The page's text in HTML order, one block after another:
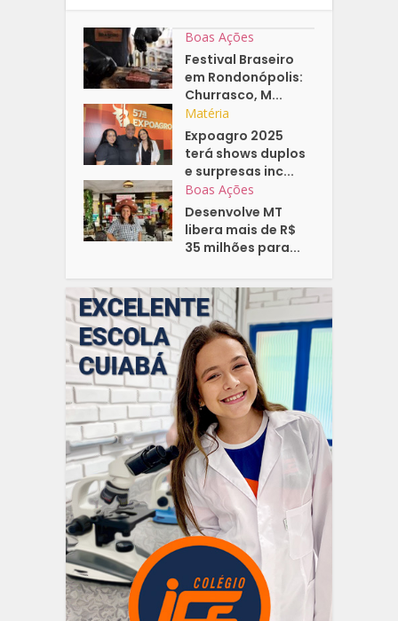
Boas Ações
Festival Braseiro
em Rondonópolis:
Churrasco, M...
Matéria
Expoagro 2025
terá shows duplos
e surpresas inc...
Boas Ações
Desenvolve MT
libera mais de R$
35 milhões para...